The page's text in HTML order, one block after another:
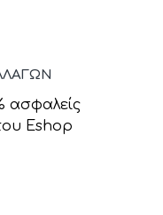
ασφαλείς
Eshop